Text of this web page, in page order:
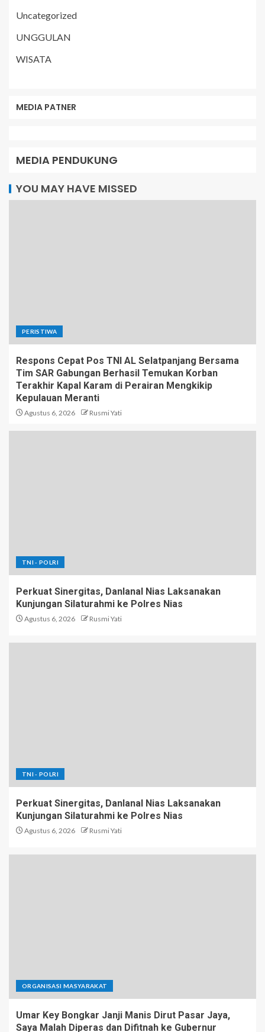
Uncategorized
UNGGULAN
WISATA
MEDIA PATNER
MEDIA PENDUKUNG
YOU MAY HAVE MISSED
PERISTIWA
Respons Cepat Pos TNI AL Selatpanjang Bersama
Tim SAR Gabungan Berhasil Temukan Korban
Terakhir Kapal Karam di Perairan Mengkikip
Kepulauan Meranti
Agustus 6, 2026 Rusmi Yati
TNI - POLRI
Perkuat Sinergitas, Danlanal Nias Laksanakan
Kunjungan Silaturahmi ke Polres Nias
Agustus 6, 2026 Rusmi Yati
TNI - POLRI
Perkuat Sinergitas, Danlanal Nias Laksanakan
Kunjungan Silaturahmi ke Polres Nias
Agustus 6, 2026 Rusmi Yati
ORGANISASI MASYARAKAT
Umar Key Bongkar Janji Manis Dirut Pasar Jaya,
Saya Malah Diperas dan Difitnah ke Gubernur